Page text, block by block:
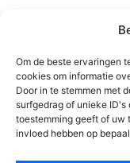
Om de beste ervaringen
cookies om informatie
Door in te stemmen met
surfgedrag of unieke ID's
toestemming geeft of uw
invloed hebben op